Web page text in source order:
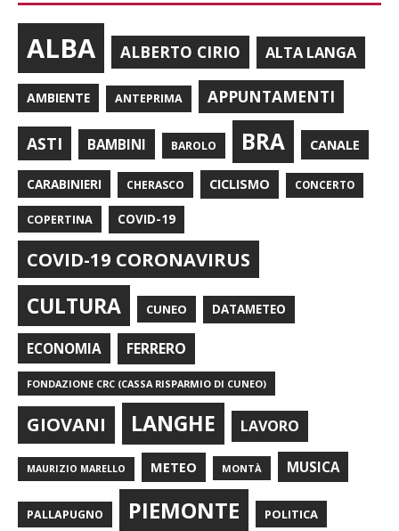
ALBA ALBERTO CIRIO ALTA LANGA
AMBIENTE ANTEPRIMA APPUNTAMENTI
ASTI BAMBINI BAROLO BRA CANALE
CARABINIERI CHERASCO CICLISMO CONCERTO
COPERTINA COVID-19
COVID-19 CORONAVIRUS
CULTURA CUNEO DATAMETEO
ECONOMIA FERRERO
FONDAZIONE CRC (CASSA RISPARMIO DI CUNEO)
GIOVANI LANGHE LAVORO
MAURIZIO MARELLO METEO MONTÀ MUSICA
PALLAPUGNO PIEMONTE POLITICA